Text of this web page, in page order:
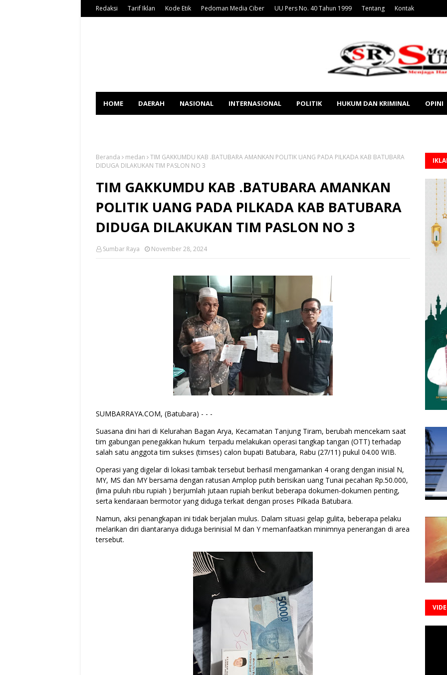
Redaksi Tarif Iklan Kode Etik Pedoman Media Ciber UU Pers No. 40 Tahun 1999 Tentang Kontak
HOME DAERAH NASIONAL INTERNASIONAL POLITIK HUKUM DAN KRIMINAL OPINI
Beranda medan
TIM GAKKUMDU KAB .BATUBARA AMANKAN POLITIK UANG PADA PILKADA KAB BATUBARA
DIDUGA DILAKUKAN TIM PASLON NO 3
TIM GAKKUMDU KAB .BATUBARA AMANKAN
POLITIK UANG PADA PILKADA KAB BATUBARA
DIDUGA DILAKUKAN TIM PASLON NO 3
Sumbar Raya November 28, 2024
SUMBARRAYA.COM, (Batubara) - - -
Suasana dini hari di Kelurahan Bagan Arya, Kecamatan Tanjung Tiram, berubah mencekam saat
tim gabungan penegakkan hukum terpadu melakukan operasi tangkap tangan (OTT) terhadap
salah satu anggota tim sukses (timses) calon bupati Batubara, Rabu (27/11) pukul 04.00 WIB.
Operasi yang digelar di lokasi tambak tersebut berhasil mengamankan 4 orang dengan inisial N,
MY, MS dan MY bersama dengan ratusan Amplop putih berisikan uang Tunai pecahan Rp.50.000,
(lima puluh ribu rupiah ) berjumlah jutaan rupiah berikut beberapa dokumen-dokumen penting,
serta kendaraan bermotor yang diduga terkait dengan proses Pilkada Batubara.
Namun, aksi penangkapan ini tidak berjalan mulus. Dalam situasi gelap gulita, beberapa pelaku
melarikan diri diantaranya diduga berinisial M dan Y memanfaatkan minimnya penerangan di area
tersebut.